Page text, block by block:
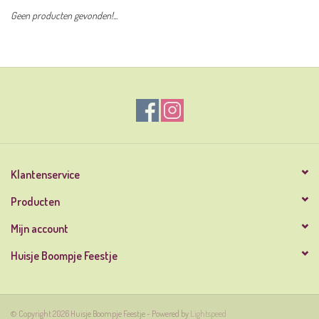
Geen producten gevonden!...
Klantenservice
Producten
Mijn account
Huisje Boompje Feestje
© Copyright 2026 Huisje Boompje Feestje - Powered by Lightspeed